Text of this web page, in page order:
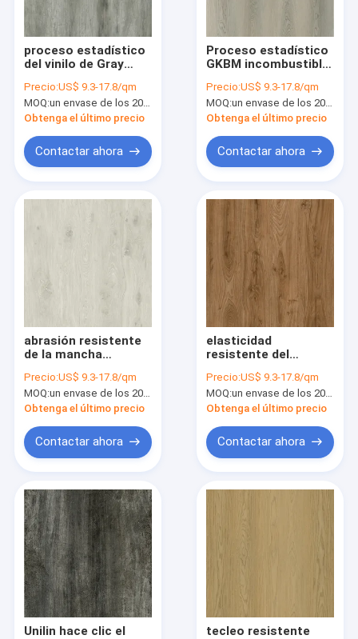
Sobre nosotros
Viaje de la fábrica
Éntrenos en contacto con
Noticias
suelo 5m m del proceso estadístico
suelo 4m m del proceso estadístico
SUELO DEL PROCESO ESTADÍSTICO
proceso estadístico
del vinilo de Gray
Composite de la
raspa de arenque del
proceso estadístico
que suela verde de
GKBM FT-W29147-1
Precio:US$ 9.3-17.8/qm
MOQ:un envase de los 20FT, o 2500 metros cuadrados;
Obtenga el último precio
Contactar ahora
Proceso estadístico
GKBM incombustible
raspa de arenque del
gris 5m m 6m m
Precio:US$ 9.3-17.8/qm
MOQ:un envase de los 20FT, o 2500 metros cuadrados;
Obtenga el último precio
Contactar ahora
abrasión resistente
de la mancha
compuesta plástica
del suelo GKBM FT-
W29149-7 de 0.55m
Precio:US$ 9.3-17.8/qm
MOQ:un envase de los 20FT, o 2500 metros cuadrados;
Obtenga el último precio
Contactar ahora
elasticidad
resistente del
proceso estadístico
0.3-0.6m m GKBM FT-
W29157-2 de la raspa
m alta
Precio:US$ 9.3-17.8/qm
MOQ:un envase de los 20FT, o 2500 metros cuadrados;
Obtenga el último precio
Contactar ahora
Unilin hace clic el
tecleo resistente